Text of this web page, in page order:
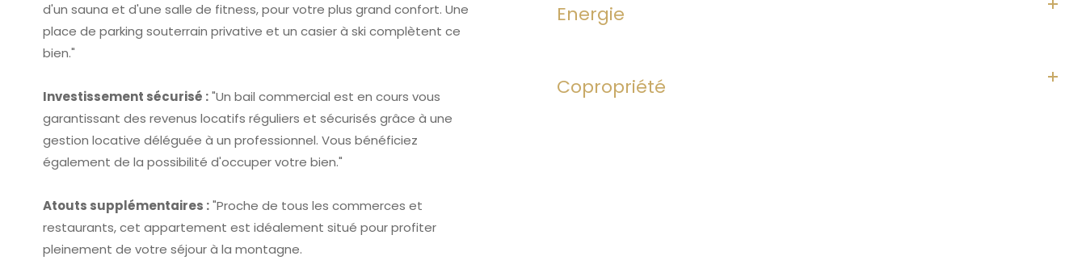
d'un sauna et d'une salle de fitness, pour votre plus grand confort. Une
place de parking souterrain privative et un casier à ski complètent ce
bien."
Investissement sécurisé :"Un bail commercial est en cours vous
garantissant des revenus locatifs réguliers et sécurisés grâce à une
gestion locative déléguée à un professionnel. Vous bénéficiez
également de la possibilité d'occuper votre bien."
Atouts supplémentaires :"Proche de tous les commerces et
restaurants, cet appartement est idéalement situé pour profiter
pleinement de votre séjour à la montagne.
Energie
Copropriété